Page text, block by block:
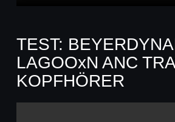
TEST:
LAGOOxN ANC
KOPFHÖRER